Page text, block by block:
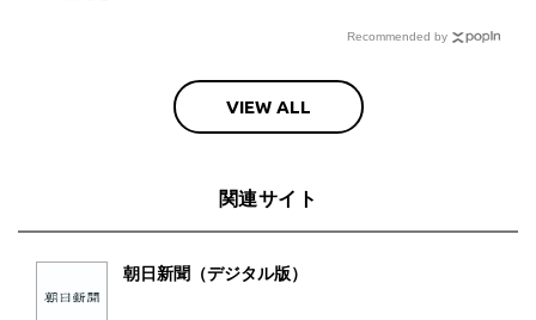
Recommended by
VIEW ALL
関連サイト
朝日新聞（デジタル版）